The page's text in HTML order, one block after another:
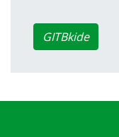
GITBkide